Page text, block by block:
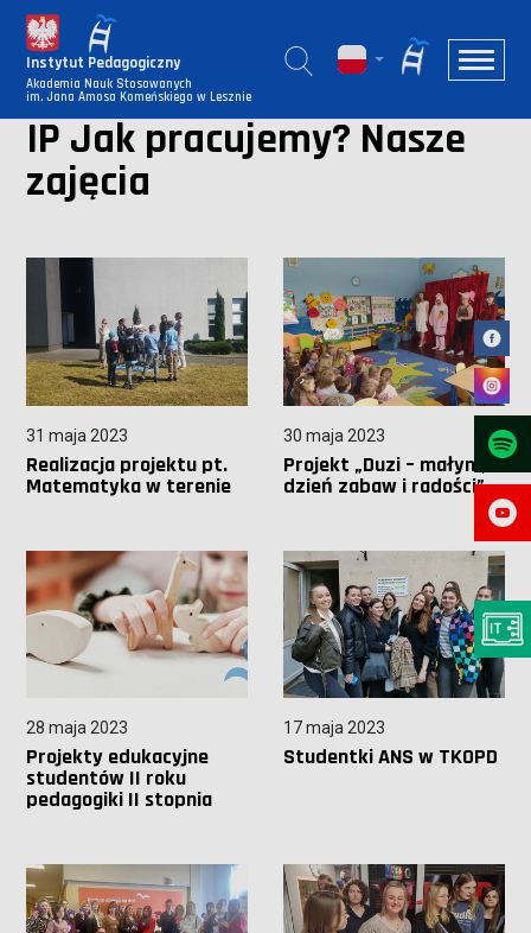
Instytut Pedagogiczny
Akademia Nauk Stosowanych
im. Jana Amosa Komeńskiego w Lesznie
IP Jak pracujemy? Nasze
zajęcia
31 maja 2023
Realizacja projektu pt.
Matematyka w terenie
30 maja 2023
Projekt „Duzi – małym,
dzień zabaw i radości”
28 maja 2023
Projekty edukacyjne
studentów II roku
pedagogiki II stopnia
17 maja 2023
Studentki ANS w TKOPD